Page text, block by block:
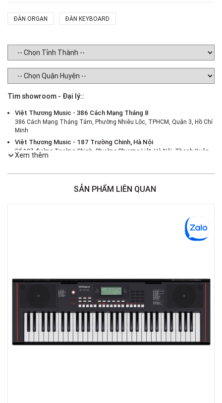
ĐÀN ORGAN ĐÀN KEYBOARD
Tìm showroom - Đại lý::
Việt Thương Music - 386 Cách Mạng Tháng 8
386 Cách Mạng Tháng Tám, Phường Nhiêu Lộc, TPHCM, Quận 3, Hồ Chí
Minh
Việt Thương Music - 187 Trường Chinh, Hà Nội
Số 187 đường Trường Chinh, Phường Phương Liệt, Hà Nội, Thanh Xuân ,
Hà Nội
Việt Thương Music - Crescent Mall
180B Võ Thị Sáu, Phường Xuân Hòa, TPHCM, Quận 3, Hồ Chí Minh
Minh
Việt Thương Music - 49E Phan Đăng Lưu
49E Phan Đăng Lưu, Phường Bình Thạnh, TPHCM, Quận Bình Thạnh, Hồ
Chí Minh
Việt Thương Music - Phường Gò Vấp
11 Đường số 3, Khu dân cư Cityland Park Hill, Phường Gò Vấp, TPHCM,
Xem thêm
SẢN PHẨM LIÊN QUAN